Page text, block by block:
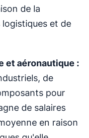
de la
et de
et aéronautique :
de
pour
de salaires
en raison